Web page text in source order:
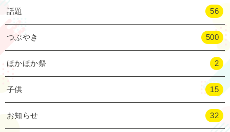
話題 56
つぶやき 500
ほかほか祭 2
子供 15
お知らせ 32